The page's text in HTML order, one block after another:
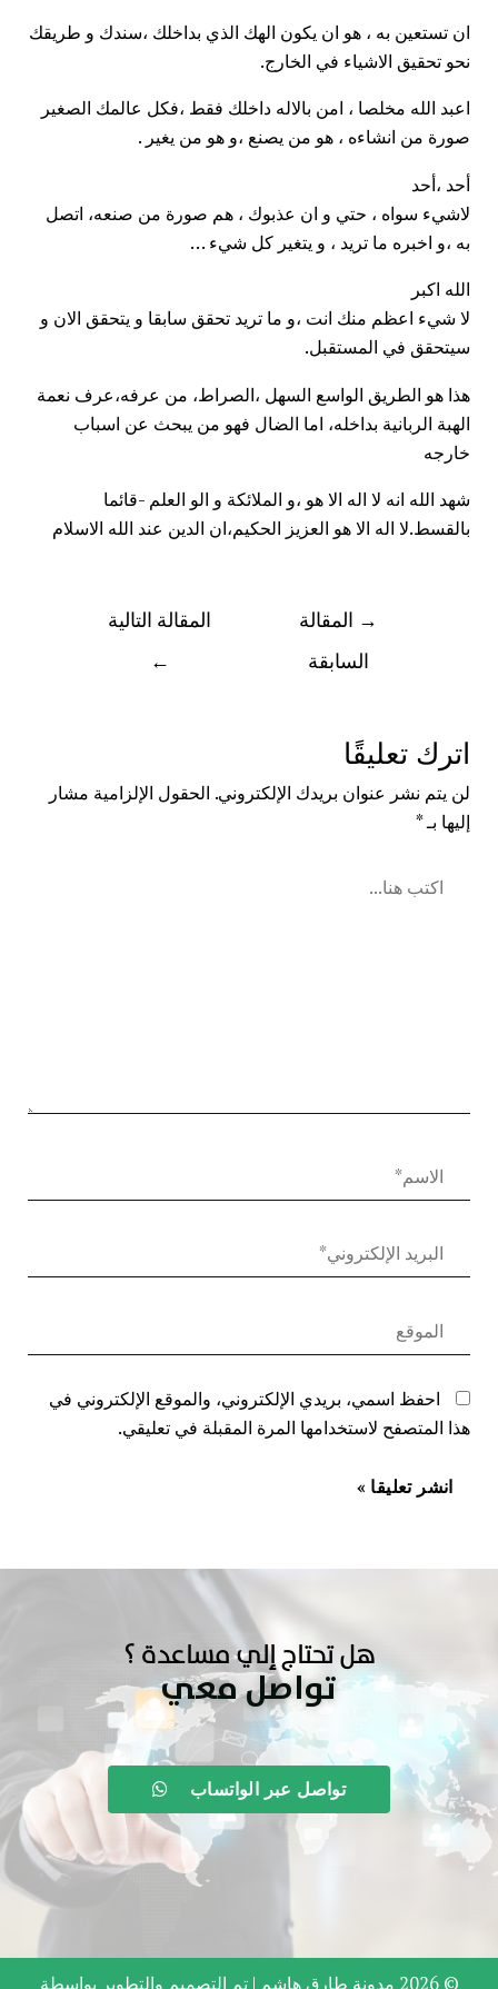
ان تستعين به ، هو ان يكون الهك الذي بداخلك ،سندك و طريقك
نحو تحقيق الاشياء في الخارج.
اعبد الله مخلصا ، امن بالاله داخلك فقط ،فكل عالمك الصغير
صورة من انشاءه ، هو من يصنع ،و هو من يغير .
أحد ،أحد
لاشيء سواه ، حتي و ان عذبوك ، هم صورة من صنعه، اتصل
به ،و اخبره ما تريد ، و يتغير كل شيء …
الله اكبر
لا شيء اعظم منك انت ،و ما تريد تحقق سابقا و يتحقق الان و
سيتحقق في المستقبل.
هذا هو الطريق الواسع السهل ،الصراط، من عرفه،عرف نعمة
الهبة الربانية بداخله، اما الضال فهو من يبحث عن اسباب
خارجه
شهد الله انه لا اله الا هو ،و الملائكة و الو العلم -قائما
بالقسط.لا اله الا هو العزيز الحكيم،ان الدين عند الله الاسلام
→ المقالة
السابقة
المقالة التالية
←
اترك تعليقًا
لن يتم نشر عنوان بريدك الإلكتروني. الحقول الإلزامية مشار
إليها بـ*
احفظ اسمي، بريدي الإلكتروني، والموقع الإلكتروني في
هذا المتصفح لاستخدامها المرة المقبلة في تعليقي.
هل تحتاج إلي مساعدة ؟
تواصل معي
تواصل عبر الواتساب
© 2026 مدونة طارق هاشم | تم التصميم والتطوير بواسطة